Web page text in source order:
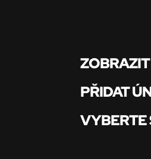
PŘIDAT
VYBERTE